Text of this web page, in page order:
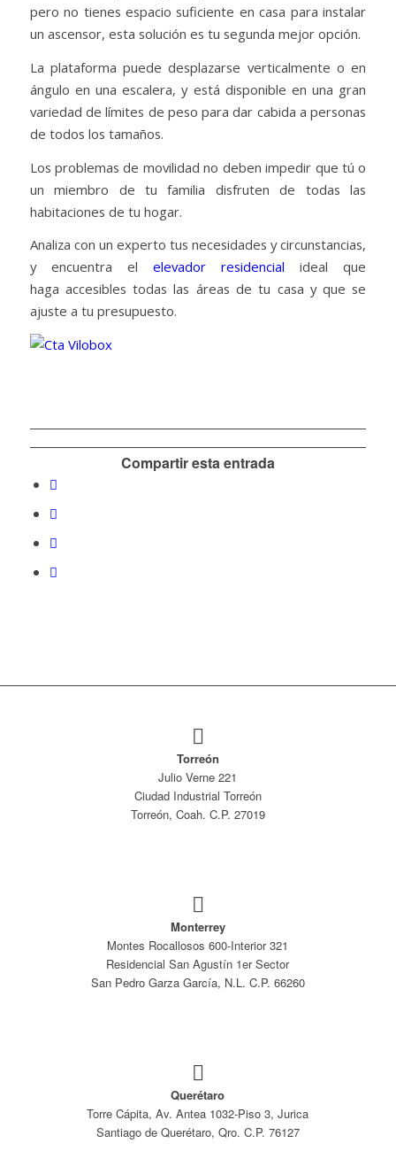
pero no tienes espacio suficiente en casa para instalar
un ascensor, esta solución es tu segunda mejor opción.
La plataforma puede desplazarse verticalmente o en
ángulo en una escalera, y está disponible en una gran
variedad de límites de peso para dar cabida a personas
de todos los tamaños.
Los problemas de movilidad no deben impedir que tú o
un miembro de tu familia disfruten de todas las
habitaciones de tu hogar.
Analiza con un experto tus necesidades y circunstancias,
y encuentra el elevador residencial ideal que
haga accesibles todas las áreas de tu casa y que se
ajuste a tu presupuesto.
Compartir esta entrada
Torreón
Julio Verne 221
Ciudad Industrial Torreón
Torreón, Coah. C.P. 27019
Monterrey
Montes Rocallosos 600-Interior 321
Residencial San Agustín 1er Sector
San Pedro Garza García, N.L. C.P. 66260
Querétaro
Torre Cápita, Av. Antea 1032-Piso 3, Jurica
Santiago de Querétaro, Qro. C.P. 76127